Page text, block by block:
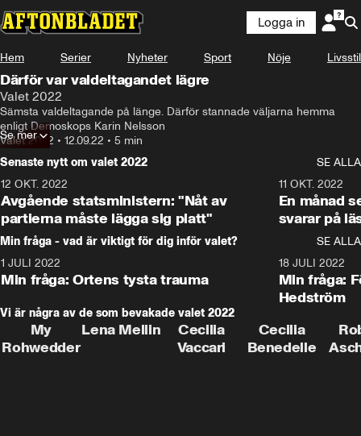
Logga in
Hem Serier Nyheter Sport Nöje Livsstil
Därför var valdeltagandet lägre
Valet 2022
Sämsta valdeltagande på länge. Därför stannade väljarna hemma
enligt Demoskops Karin Nelsson
Valet 2022 • 12.09.22 • 5 min
Se mer
Senaste nytt om valet 2022
SE ALLA
12 OKT. 2022
Avgående statsministern: "Nåt av
partierna måste lägga sig platt"
11 OKT. 2022
En månad
svarar på
Min fråga - vad är viktigt för dig inför valet?
SE ALLA
1 JULI 2022
Min fråga: Ortens tysta trauma
18 JULI 2022
Min fråga:
Hedström
Vi är några av de som bevakade valet 2022
My
Rohwedder
Lena Mellin
Cecilia
Vaccari
Cecilia
Benedelle